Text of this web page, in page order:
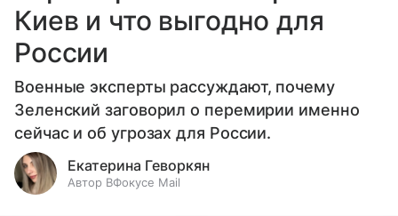
Киев и что выгодно для
России
Военные эксперты рассуждают, почему
Зеленский заговорил о перемирии именно
сейчас и об угрозах для России.
Екатерина Геворкян
Автор ВФокусе Mail